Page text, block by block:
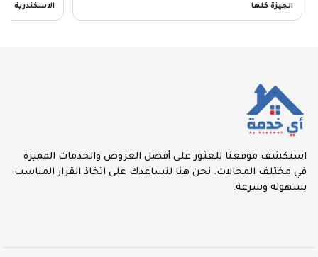
الجيزة كلها الاسكندرية –
استكشف موقعنا للعثور على أفضل العروض والخدمات المميزة
في مختلف المجالات. نحن هنا لنساعدك على اتخاذ القرار المناسب
بسهولة وسرعة.